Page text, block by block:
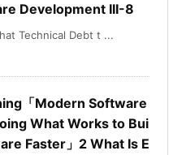
Development III-8
Technical Debt t ...
「Modern Software
What Works to Bui
Faster」2 What Is E